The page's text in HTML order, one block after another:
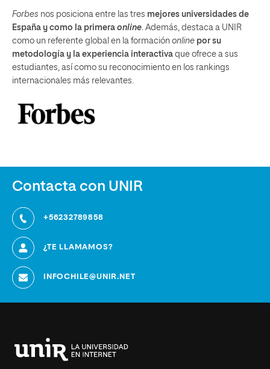
Forbes nos posiciona entre las tres mejores universidades de
España y como la primera online. Además, destaca a UNIR
como un referente global en la formación online por su
metodología y la experiencia interactiva que ofrece a sus
estudiantes, así como su reconocimiento en los rankings
internacionales más relevantes.
Contacta con UNIR
+56232789858
¿TE LLAMAMOS?
INFOCHILE@UNIR.NET